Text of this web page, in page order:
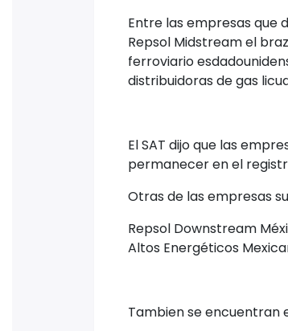
Entre las empresas que
Repsol Midstream el
ferroviario
distribuidoras de gas
El SAT dijo que las
permanecer en el
Otras de las empresas
Repsol Downstream
Altos Energéticos
Tambien se encuentran